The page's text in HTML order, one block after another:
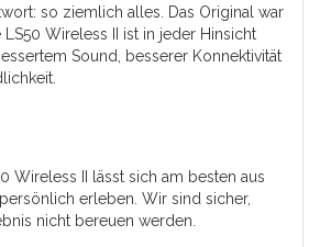
so ziemlich alles. Das Original war
LS50 Wireless II ist in jeder Hinsicht
Sound, besserer Konnektivität
Wireless II lässt sich am besten aus
erleben. Wir sind sicher,
nicht bereuen werden.